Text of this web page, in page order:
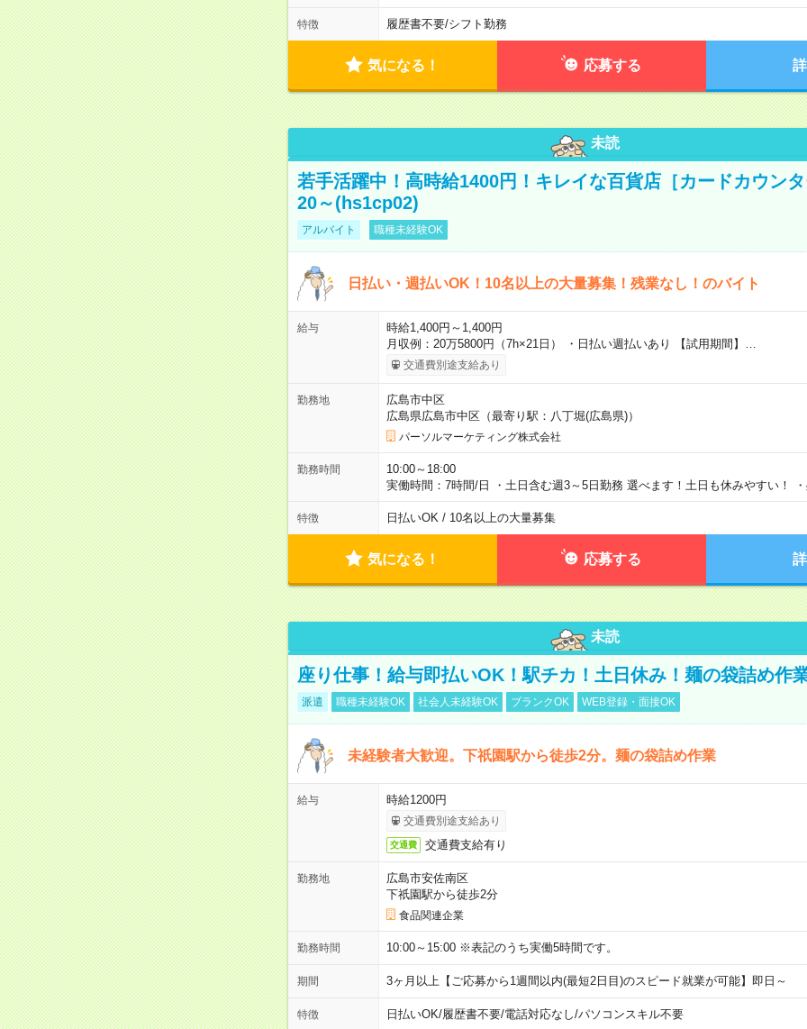
特徴 履歴書不要/シフト勤務
気になる！ 応募する
未読
若手活躍中！高時給1400円！キレイな百貨店［カードカウン
20～(hs1cp02)
アルバイト 職種未経験OK
日払い・週払いOK！10名以上の大量募集！残業なし！のバイト
給与
時給1,400円～1,400円
月収例：20万5800円（7h×21日） ・日払い週払いあり 【試用期間】…
交通費別途支給あり
勤務地
広島市中区
広島県広島市中区（最寄り駅：八丁堀(広島県)）
パーソルマーケティング株式会社
勤務時間
10:00～18:00
実働時間：7時間/日 ・土日含む週3～5日勤務 選べます！土日も休みやすい！
特徴 日払いOK / 10名以上の大量募集
気になる！ 応募する
未読
座り仕事！給与即払いOK！駅チカ！土日休み！麺の袋詰め作
派遣 職種未経験OK 社会人未経験OK ブランクOK WEB登録・面接OK
未経験者大歓迎。下祇園駅から徒歩2分。麺の袋詰め作業
給与 時給1200円
交通費別途支給あり
交通費 交通費支給有り
勤務地
広島市安佐南区
下祇園駅から徒歩2分
食品関連企業
勤務時間 10:00～15:00 ※表記のうち実働5時間です。
期間 3ヶ月以上【ご応募から1週間以内(最短2日目)のスピード就業が可能】即日～
特徴 日払いOK/履歴書不要/電話対応なし/パソコンスキル不要